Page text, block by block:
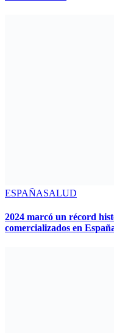
ESPAÑASALUD
2024 marcó un récord
comercializados en